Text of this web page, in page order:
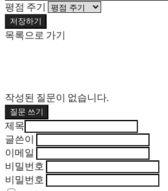
평점 주기
저장하기
목록으로 가기
작성된 질문이 없습니다.
질문 쓰기
제목
글쓴이
이메일
비밀번호
비밀번호